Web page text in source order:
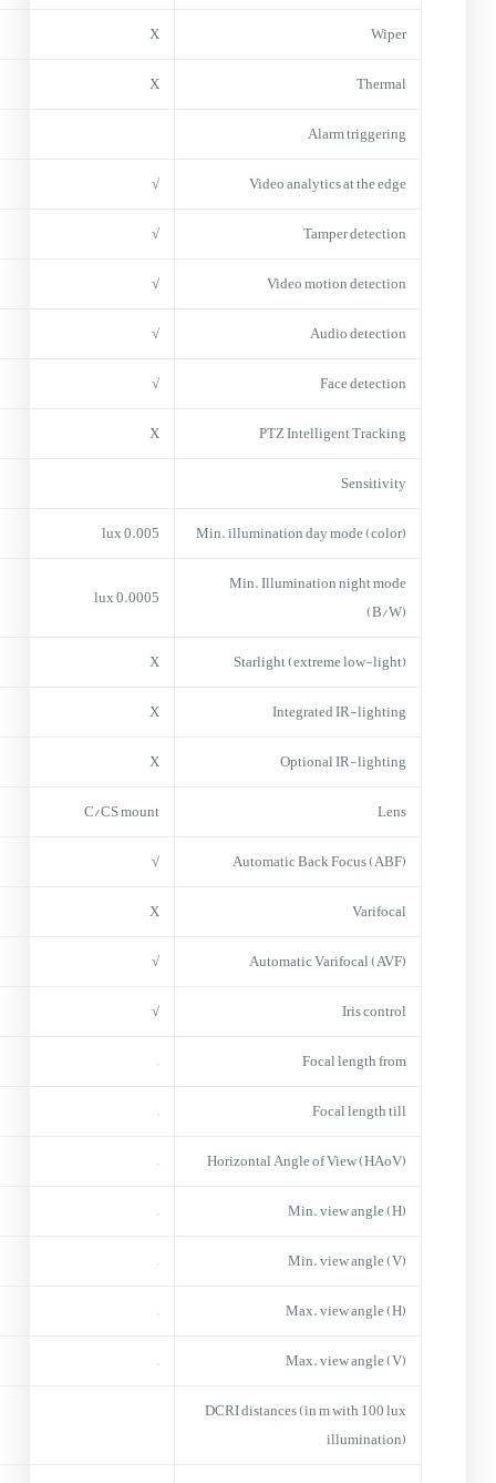
Wiper
X
Thermal
X
Alarm triggering
Video analytics at the edge
√
Tamper detection
√
Video motion detection
√
Audio detection
√
Face detection
√
PTZ Intelligent Tracking
X
Sensitivity
Min. illumination day mode (color)
0.005 lux
Min. Illumination night mode
(B/W)
0.0005 lux
Starlight (extreme low-light)
X
Integrated IR-lighting
X
Optional IR-lighting
X
Lens
C/CS mount
Automatic Back Focus (ABF)
√
Varifocal
X
Automatic Varifocal (AVF)
√
Iris control
√
Focal length from
–
Focal length till
–
Horizontal Angle of View (HAoV)
–
Min. view angle (H)
–
Min. view angle (V)
–
Max. view angle (H)
–
Max. view angle (V)
–
DCRI distances (in m with 100 lux
illumination)